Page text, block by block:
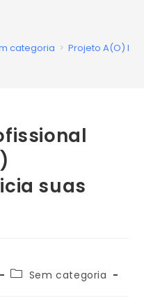
categoria > Projeto A(O)
suas
Sem categoria